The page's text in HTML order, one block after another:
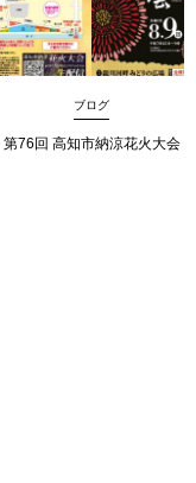
ブログ
第76回 高知市納涼花火大会